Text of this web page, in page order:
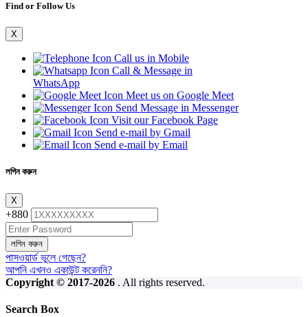
Find or Follow Us
X
Call us in Mobile
Call & Message in
WhatsApp
Meet us on Google Meet
Send Message in Messenger
Visit our Facebook Page
Send e-mail by Gmail
Send e-mail by Email
লগিন করুন
X
+880
লগিন করুন
পাসওয়ার্ড ভুলে গেছেন?
আপনি এখনও একাউন্ট করেননি?
Copyright © 2017-2026 . All rights reserved.
Search Box